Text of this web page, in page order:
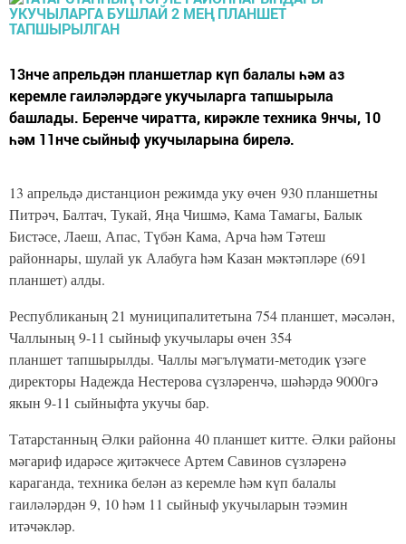
13нче апрельдән планшетлар күп балалы һәм аз
керемле гаиләләрдәге укучыларга тапшырыла
башлады. Беренче чиратта, кирәкле техника 9нчы, 10
һәм 11нче сыйныф укучыларына бирелә.
13 апрельдә дистанцион режимда уку өчен 930 планшетны
Питрәч, Балтач, Тукай, Яңа Чишмә, Кама Тамагы, Балык
Бистәсе, Лаеш, Апас, Түбән Кама, Арча һәм Тәтеш
районнары, шулай ук Алабуга һәм Казан мәктәпләре (691
планшет) алды.
Республиканың 21 муниципалитетына 754 планшет, мәсәлән,
Чаллының 9-11 сыйныф укучылары өчен 354
планшет тапшырылды. Чаллы мәгълүмати-методик үзәге
директоры Надежда Нестерова сүзләренчә, шәһәрдә 9000гә
якын 9-11 сыйныфта укучы бар.
Татарстанның Әлки районна 40 планшет китте. Әлки районы
мәгариф идарәсе җитәкчесе Артем Савинов сүзләренә
караганда, техника белән аз керемле һәм күп балалы
гаиләләрдән 9, 10 һәм 11 сыйныф укучыларын тәэмин
итәчәкләр.